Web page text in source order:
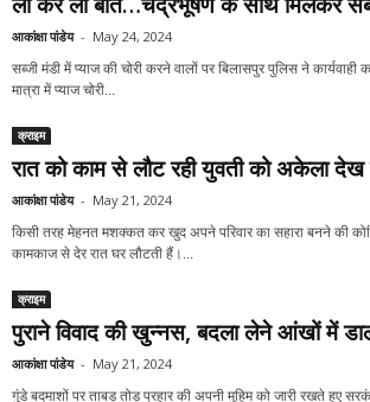
आकांक्षा पांडेय - May 24, 2024
सब्जी मंडी में प्याज की चोरी करने वालों पर बिलासपुर पुलिस ने कार्यवाही
मात्रा में प्याज चोरी...
क्राइम
रात को काम से लौट रही युवती को अकेला
आकांक्षा पांडेय - May 21, 2024
किसी तरह मेहनत मशक्कत कर खुद अपने परिवार का सहारा बनने की
कामकाज से देर रात घर लौटती हैं।...
क्राइम
पुराने विवाद की खुन्नस, बदला लेने आंखों में
आकांक्षा पांडेय - May 21, 2024
गुंडे बदमाशों पर ताबड़ तोड़ प्रहार की अपनी मुहिम को जारी रखते हुए